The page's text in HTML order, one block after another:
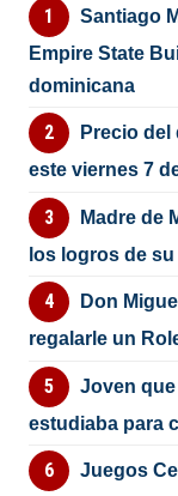
Santiago
Empire State
dominicana
Precio
este viernes 7
Madre de
los logros de
Don
regalarle un
Joven
estudiaba para
Juegos